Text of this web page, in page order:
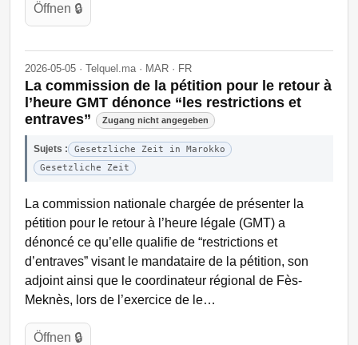
Öffnen 🔒
2026-05-05 · Telquel.ma · MAR · FR
La commission de la pétition pour le retour à
l’heure GMT dénonce “les restrictions et
entraves”
Zugang nicht angegeben
Sujets :
Gesetzliche Zeit in Marokko
Gesetzliche Zeit
La commission nationale chargée de présenter la
pétition pour le retour à l’heure légale (GMT) a
dénoncé ce qu’elle qualifie de “restrictions et
d’entraves” visant le mandataire de la pétition, son
adjoint ainsi que le coordinateur régional de Fès-
Meknès, lors de l’exercice de le…
Öffnen 🔒